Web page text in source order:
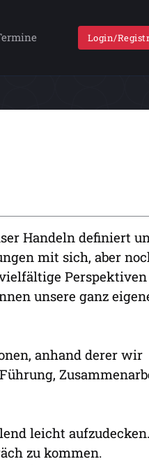
Login/
Handeln definiert
mit sich, aber
Perspektiven
unsere ganz
anhand derer wir
leicht aufzudecken.
zu kommen.